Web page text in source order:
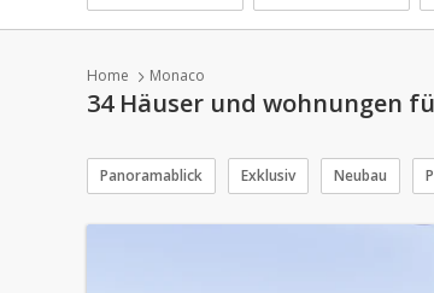
Home Monaco
34 Häuser und wohnungen
Panoramablick Exklusiv Neubau